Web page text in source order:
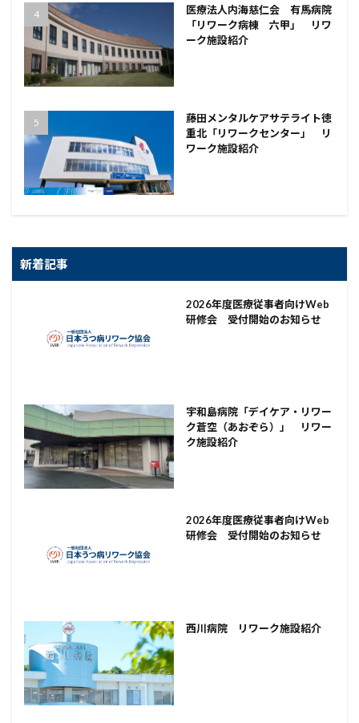
医療法人内海慈仁会 有馬病院
「リワーク病棟 六甲」 リワ
ーク施設紹介
藤田メンタルケアサテライト徳
重北「リワークセンター」 リ
ワーク施設紹介
新着記事
2026年度医療従事者向けWeb
研修会 受付開始のお知らせ
宇和島病院「デイケア・リワー
ク蒼空（あおぞら）」 リワー
ク施設紹介
2026年度医療従事者向けWeb
研修会 受付開始のお知らせ
西川病院 リワーク施設紹介